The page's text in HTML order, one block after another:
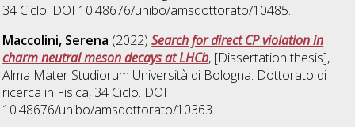
34 Ciclo. DOI 10.48676/unibo/amsdottorato/10485.
Maccolini, Serena (2022)Search for direct CP violation in
charm neutral meson decays at LHCb, [Dissertation thesis],
Alma Mater Studiorum Università di Bologna. Dottorato di
ricerca in Fisica, 34 Ciclo. DOI
10.48676/unibo/amsdottorato/10363.